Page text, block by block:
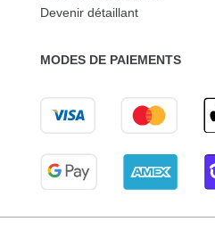
Devenir détaillant
MODES DE PAIEMENTS